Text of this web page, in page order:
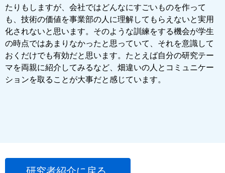
たりもしますが、会社ではどんなにすごいものを作って
も、技術の価値を事業部の人に理解してもらえないと実用
化されないと思います。そのような訓練をする機会が学生
の時点ではあまりなかったと思っていて、それを意識して
おくだけでも有効だと思います。たとえば自分の研究テー
マを両親に紹介してみるなど、畑違いの人とコミュニケー
ションを取ることが大事だと感じています。